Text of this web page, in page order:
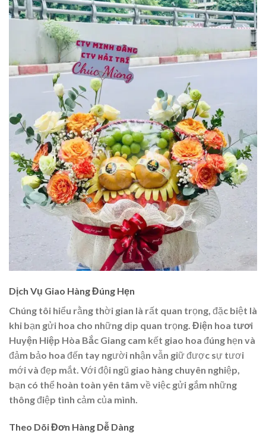
Dịch Vụ Giao Hàng Đúng Hẹn
Chúng tôi hiểu rằng thời gian là rất quan trọng, đặc biệt là
khi bạn gửi hoa cho những dịp quan trọng. Điện hoa tươi
Huyện Hiệp Hòa Bắc Giang cam kết giao hoa đúng hẹn và
đảm bảo hoa đến tay người nhận vẫn giữ được sự tươi
mới và đẹp mắt. Với đội ngũ giao hàng chuyên nghiệp,
bạn có thể hoàn toàn yên tâm về việc gửi gắm những
thông điệp tình cảm của mình.
Theo Dõi Đơn Hàng Dễ Dàng